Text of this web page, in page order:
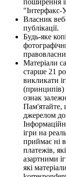
"Інтерфакс-
Власник
публікації.
Будь-яке
Матеріали
старше 21
викликати
(принципів)
ознак
Пам'ятайте,
джерелом
ігри на
приймає ні
платежів,
азартними
які